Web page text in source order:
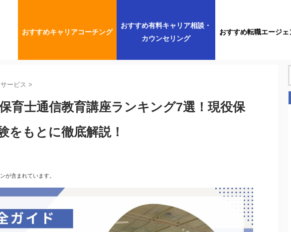
おすすめキャリアコーチング
おすすめ有料キャリア相談・
カウンセリング
おすすめ転職エージェ
ービス >
育士通信教育講座ランキング7選！現役保
をもとに徹底解説！
が含まれています。